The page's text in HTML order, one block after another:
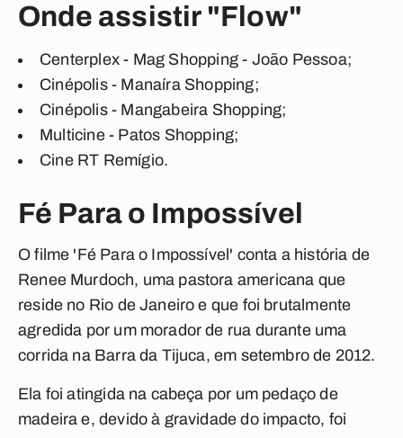
Onde assistir "Flow"
Centerplex - Mag Shopping - João Pessoa;
Cinépolis - Manaíra Shopping;
Cinépolis - Mangabeira Shopping;
Multicine - Patos Shopping;
Cine RT Remígio.
Fé Para o Impossível
O filme 'Fé Para o Impossível' conta a história de
Renee Murdoch, uma pastora americana que
reside no Rio de Janeiro e que foi brutalmente
agredida por um morador de rua durante uma
corrida na Barra da Tijuca, em setembro de 2012.
Ela foi atingida na cabeça por um pedaço de
madeira e, devido à gravidade do impacto, foi